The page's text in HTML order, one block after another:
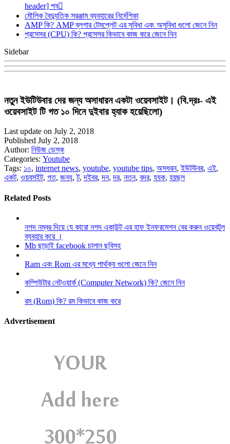
header] পব
মৌলিক বৈদ্যুতিক সরঞ্জাম ব্যবহারের নির্দেশিকা
AMP কি? AMP ব্লগার টেমপ্লেট এর সুবিধা এবং অসুবিধা গুলো জেনে নিন
প্রসেসর (CPU) কি? প্রসেসর কিভাবে কাজ করে জেনে নিন
Sidebar
নতুন ইউটিউবার দের জন্য অসাধারন একটা ওয়েবসাইট। (বি.দ্রঃ- এই
ওয়েবসাইট টি গত ১০ দিনে দুইবার হ্যাক হয়েছিলো)
Last update on July 2, 2018
Published July 2, 2018
Author: নিউজ ডেস্ক
Categories: Youtube
Tags: ১০, internet news, youtube, youtube tips, অসধরন,ইউটউবর, এই,
একট, ওয়বসইট, গত, জনয,ট,দইবর,দন,দর, নতন, বদর, হযক, হয়ছল
Related Posts
নগদ নম্বর দিয়ে যে কারো নগদ একাউন্ট এর হাফ ইনফরমেশন বের করুন ওয়েবটুল
ব্যবহার করে ।
Mb ছাড়াই facebook চালান ছবিসহ
Ram এবং Rom এর মধ্যে পার্থক্য গুলো জেনে নিন
কম্পিউটার নেটওয়ার্ক (Computer Network) কি? জেনে নিন
রম (Rom) কি? রম কিভাবে কাজ করে
Advertisement